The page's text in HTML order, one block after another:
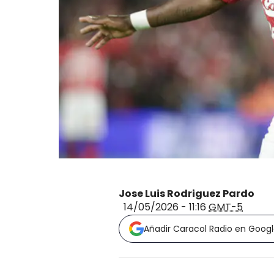
Jose Luis Rodriguez Pardo
14/05/2026 - 11:16 GMT-5
Añadir Caracol Radio en